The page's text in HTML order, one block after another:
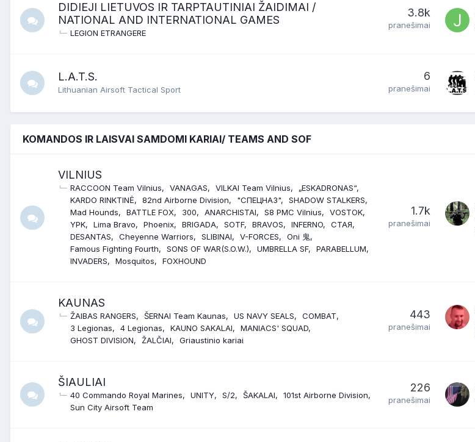
DIDIEJI LIETUVOS IR TARPTAUTINIAI ŽAIDIMAI /
NATIONAL AND INTERNATIONAL GAMES
LEGION ETRANGERE
3.8k
pranešimai
L.A.T.S.
Lithuanian Airsoft Tactical Sport
6
pranešimai
KOMANDOS IR LAISVAI SAMDOMI KARIAI/ TEAMS AND SOF
VILNIUS
RACCOON Team Vilnius VANAGAS VILKAI Team Vilnius
„ESKADRONAS“
KARDO RINKTINĖ
82nd Airborne Division "СПЕЦНАЗ"
SHADOW STALKERS
Mad Hounds
BATTLE FOX 300 ANARCHISTAI S8 PMC Vilnius
VOSTOK
YPK
Lima Bravo Phoenix BRIGADA SOTF BRAVOS INFERNO
СТАЯ
DESANTAS
Cheyenne Warriors SLIBINAI V-FORCES
Oni 鬼
Famous Fighting Fourth
SONS OF WAR(S.O.W.) UMBRELLA SF
PARABELLUM
INVADERS
Mosquitos FOXHOUND
1.7k
pranešimai
KAUNAS
ŽAIBAS RANGERS ŠERNAI Team Kaunas US NAVY SEALS
COMBAT
3 Legionas
4 Legionas KAUNO SAKALAI
MANIACS' SQUAD
GHOST DIVISION
ŽALČIAI Griaustinio kariai
443
pranešimai
ŠIAULIAI
40 Commando Royal Marines UNITY S/2 ŠAKALAI
101st Airborne Division
Sun City Airsoft Team
226
pranešimai